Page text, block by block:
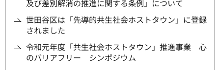
及び差別解消の推進に関する条例」について
世田谷区は「先導的共生社会ホストタウン」に登録
されました
令和元年度「共生社会ホストタウン」推進事業 心
のバリアフリー シンポジウム